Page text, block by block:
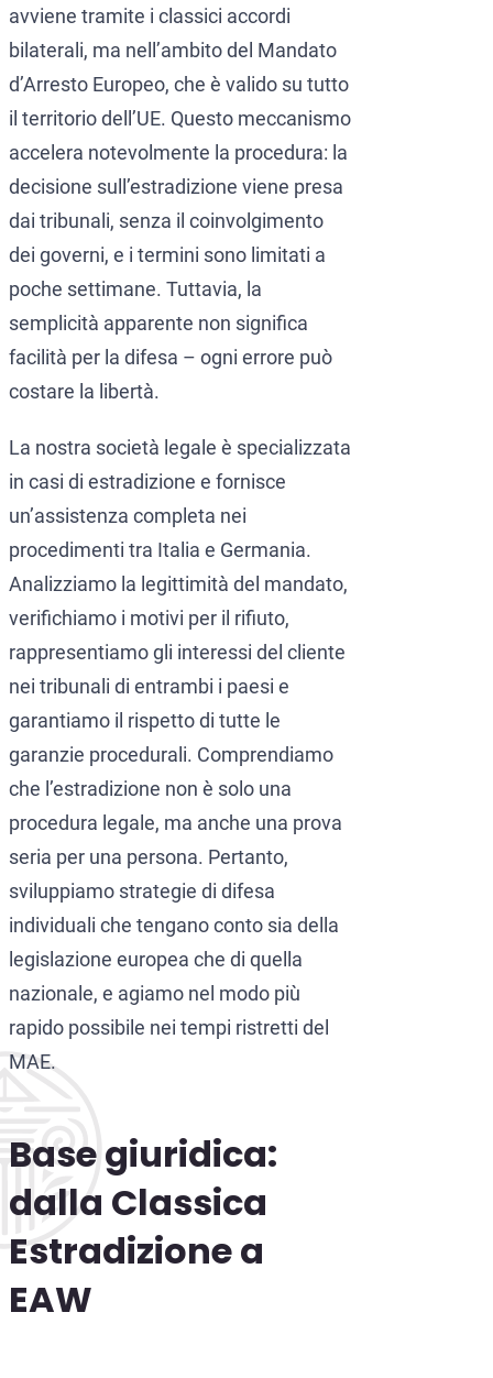
CCF (Commission for the
Diffusione Interpol
Protezione dall’estradizione
Estradizione e Difesa
Estradizione dall’Italia
Estradizione tra Italia e
Estradizione tra
Mandato d’arresto
Avvocati per crimini dei
Avvocato presso la Corte
Prevenzione del riciclaggio
World-Check
Aziende e manager
avviene tramite i classici accordi
bilaterali, ma nell’ambito del Mandato
d’Arresto Europeo, che è valido su tutto
il territorio dell’UE. Questo meccanismo
accelera notevolmente la procedura: la
decisione sull’estradizione viene presa
dai tribunali, senza il coinvolgimento
dei governi, e i termini sono limitati a
poche settimane. Tuttavia, la
semplicità apparente non significa
facilità per la difesa – ogni errore può
costare la libertà.
La nostra società legale è specializzata
in casi di estradizione e fornisce
un’assistenza completa nei
procedimenti tra Italia e Germania.
Analizziamo la legittimità del mandato,
verifichiamo i motivi per il rifiuto,
rappresentiamo gli interessi del cliente
nei tribunali di entrambi i paesi e
garantiamo il rispetto di tutte le
garanzie procedurali. Comprendiamo
che l’estradizione non è solo una
procedura legale, ma anche una prova
seria per una persona. Pertanto,
sviluppiamo strategie di difesa
individuali che tengano conto sia della
legislazione europea che di quella
nazionale, e agiamo nel modo più
rapido possibile nei tempi ristretti del
MAE.
Base giuridica:
dalla Classica
Estradizione a
EAW